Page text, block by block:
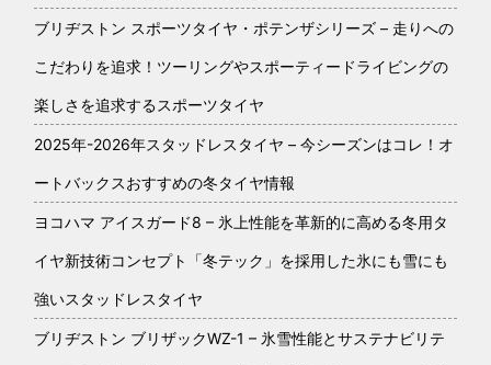
ブリヂストン スポーツタイヤ・ポテンザシリーズ – 走りへの
こだわりを追求！ツーリングやスポーティードライビングの
楽しさを追求するスポーツタイヤ
2025年-2026年スタッドレスタイヤ – 今シーズンはコレ！オ
ートバックスおすすめの冬タイヤ情報
ヨコハマ アイスガード8 – 氷上性能を革新的に高める冬用タ
イヤ新技術コンセプト「冬テック」を採用した氷にも雪にも
強いスタッドレスタイヤ
ブリヂストン ブリザックWZ-1 – 氷雪性能とサステナビリテ